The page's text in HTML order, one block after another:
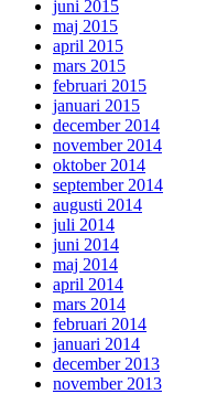
juni 2015
maj 2015
april 2015
mars 2015
februari 2015
januari 2015
december 2014
november 2014
oktober 2014
september 2014
augusti 2014
juli 2014
juni 2014
maj 2014
april 2014
mars 2014
februari 2014
januari 2014
december 2013
november 2013